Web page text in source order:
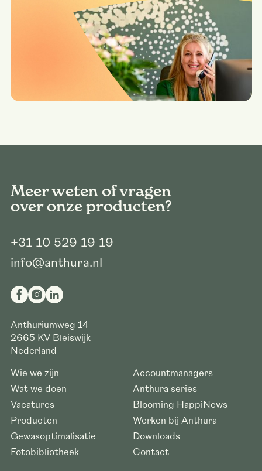
Meer weten of vragen
over onze producten?
+31 10 529 19 19
info@anthura.nl
Anthuriumweg 14
2665 KV Bleiswijk
Nederland
Wie we zijn
Wat we doen
Vacatures
Producten
Gewasoptimalisatie
Fotobibliotheek
Accountmanagers
Anthura series
Blooming HappiNews
Werken bij Anthura
Downloads
Contact